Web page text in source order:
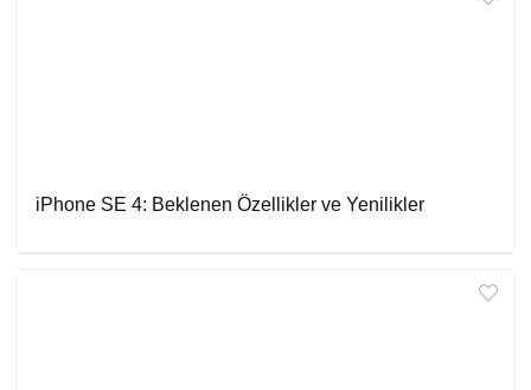
iPhone SE 4: Beklenen Özellikler ve Yenilikler